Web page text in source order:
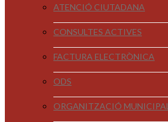
ATENCIÓ CIUTADANA
CONSULTES ACTIVES
FACTURA ELECTRÒNICA
ODS
ORGANITZACIÓ MUNICIPAL